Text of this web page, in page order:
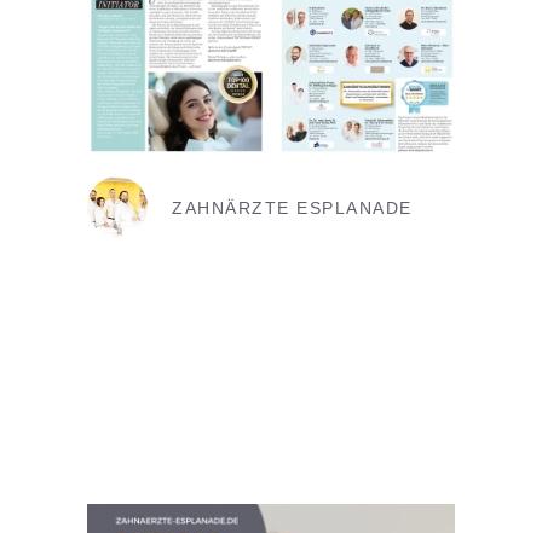
ZAHNÄRZTE ESPLANADE